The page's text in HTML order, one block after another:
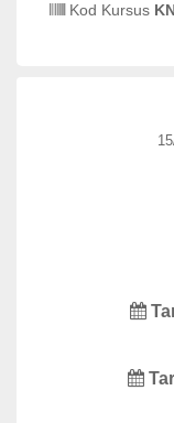
Kod Kursus